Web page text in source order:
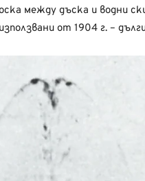
между дъска и водни
от 1904 г. –